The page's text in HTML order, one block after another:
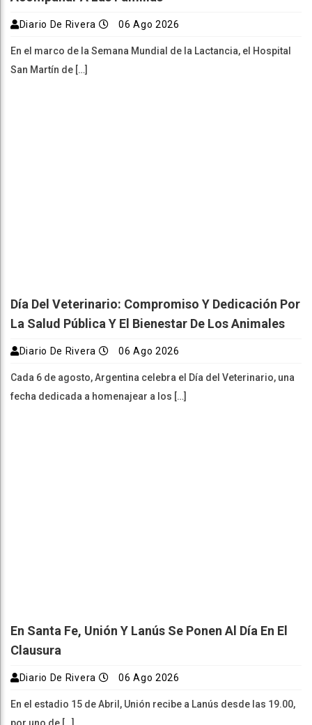
Diario De Rivera 06 Ago 2026
En el marco de la Semana Mundial de la Lactancia, el Hospital
San Martín de […]
Día Del Veterinario: Compromiso Y Dedicación Por
La Salud Pública Y El Bienestar De Los Animales
Diario De Rivera 06 Ago 2026
Cada 6 de agosto, Argentina celebra el Día del Veterinario, una
fecha dedicada a homenajear a los […]
En Santa Fe, Unión Y Lanús Se Ponen Al Día En El
Clausura
Diario De Rivera 06 Ago 2026
En el estadio 15 de Abril, Unión recibe a Lanús desde las 19.00,
por uno de […]